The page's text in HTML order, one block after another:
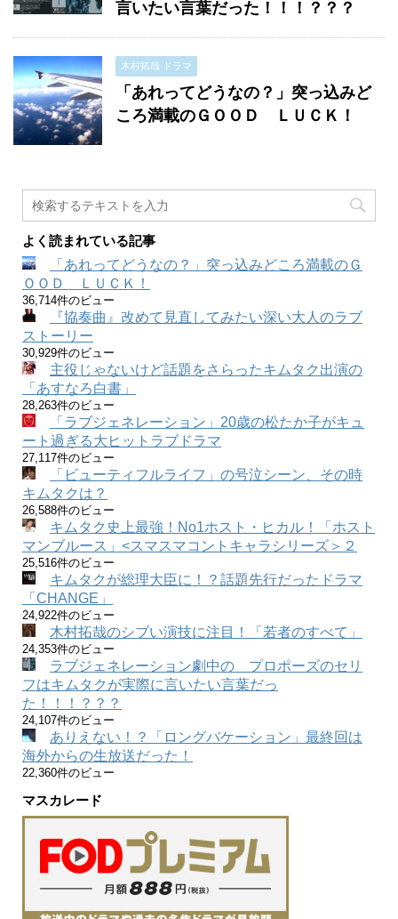
言いたい言葉だった！！！？？？
木村拓哉 ドラマ
「あれってどうなの？」突っ込みど
ころ満載のＧＯＯＤ ＬＵＣＫ！
よく読まれている記事
「あれってどうなの？」突っ込みどころ満載のＧ
ＯＯＤ ＬＵＣＫ！
36,714件のビュー
『協奏曲』改めて見直してみたい深い大人のラブ
ストーリー
30,929件のビュー
主役じゃないけど話題をさらったキムタク出演の
「あすなろ白書」
28,263件のビュー
「ラブジェネレーション」20歳の松たか子がキュ
ート過ぎる大ヒットラブドラマ
27,117件のビュー
「ビューティフルライフ」の号泣シーン、その時
キムタクは？
26,588件のビュー
キムタク史上最強！No1ホスト・ヒカル！「ホスト
マンブルース」<スマスマコントキャラシリーズ＞２
25,516件のビュー
キムタクが総理大臣に！？話題先行だったドラマ
「CHANGE」
24,922件のビュー
木村拓哉のシブい演技に注目！「若者のすべて」
24,353件のビュー
ラブジェネレーション劇中の プロポーズのセリ
フはキムタクが実際に言いたい言葉だっ
た！！！？？？
24,107件のビュー
ありえない！？「ロングバケーション」最終回は
海外からの生放送だった！
22,360件のビュー
マスカレード